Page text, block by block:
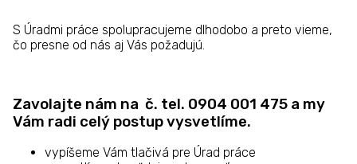
S Úradmi práce spolupracujeme dlhodobo a preto vieme,
čo presne od nás aj Vás požadujú.
Zavolajte nám na č. tel. 0904 001 475 a my
Vám radi celý postup vysvetlíme.
vypíšeme Vám tlačivá pre Úrad práce